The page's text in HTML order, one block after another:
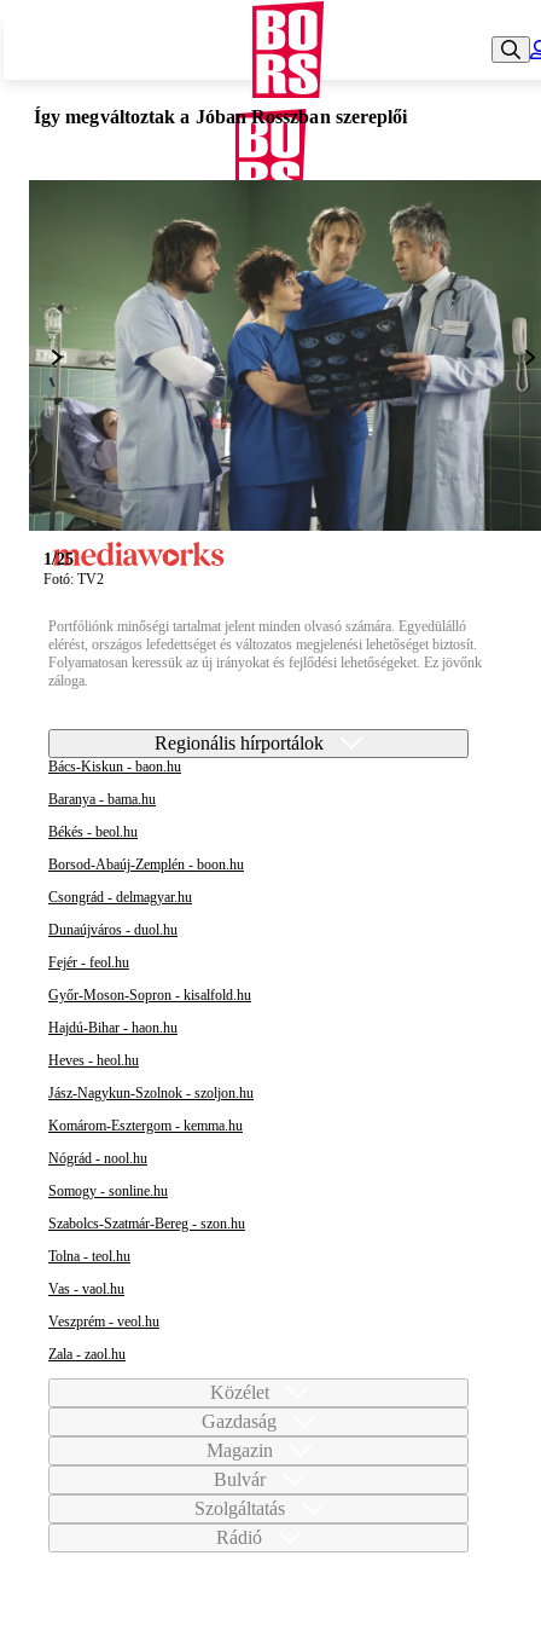
Így megváltoztak a Jóban Rosszban szereplői
1/25
Fotó: TV2
Hírarchívum
Impresszum
Adatvédelmi tájékoztató
Felhasználási feltételek
Moderálási szabályzat
Hírlevél
Süti beállítások
© Bors 2007–2026 Minden jog fenntartva.
Portfóliónk minőségi tartalmat jelent minden olvasó számára. Egyedülálló
elérést, országos lefedettséget és változatos megjelenési lehetőséget biztosít.
Folyamatosan keressük az új irányokat és fejlődési lehetőségeket. Ez jövőnk
záloga.
Regionális hírportálok
Bács-Kiskun - baon.hu
Baranya - bama.hu
Békés - beol.hu
Borsod-Abaúj-Zemplén - boon.hu
Csongrád - delmagyar.hu
Dunaújváros - duol.hu
Fejér - feol.hu
Győr-Moson-Sopron - kisalfold.hu
Hajdú-Bihar - haon.hu
Heves - heol.hu
Jász-Nagykun-Szolnok - szoljon.hu
Komárom-Esztergom - kemma.hu
Nógrád - nool.hu
Somogy - sonline.hu
Szabolcs-Szatmár-Bereg - szon.hu
Tolna - teol.hu
Vas - vaol.hu
Veszprém - veol.hu
Zala - zaol.hu
Közélet
Gazdaság
Magazin
Bulvár
Szolgáltatás
Rádió